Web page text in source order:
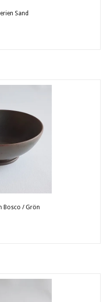
Sand
Bosco / Grön